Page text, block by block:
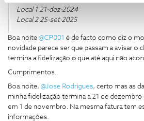
Local 1 21-dez-2024
Local 2 25-set-2025
Boa noite @CP001 é de facto como diz o
novidade parece ser que passam a avisar o
termina a fidelização o que até aqui não
Cumprimentos.
Boa noite, @Jose Rodrigues, certo mas as
minha fidelização termina a 21 de dezembro
em 1 de novembro. Na mesma fatura tem
informações.